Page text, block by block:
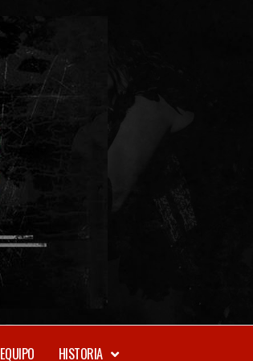
WEBZINE
EQUIPO HISTORIA